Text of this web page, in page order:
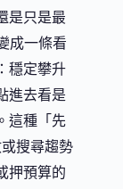
是只是最
成一條看
穩定攀升
進去看是
這種「先
搜尋趨勢
押預算的